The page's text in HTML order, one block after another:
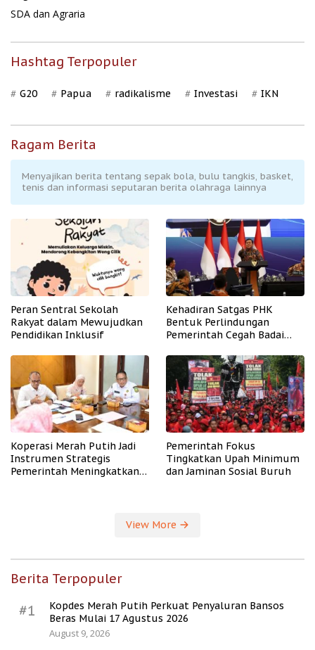
SDA dan Agraria
Hashtag Terpopuler
G20 Papua radikalisme Investasi IKN
Ragam Berita
Menyajikan berita tentang sepak bola, bulu tangkis, basket,
tenis dan informasi seputaran berita olahraga lainnya
Peran Sentral Sekolah
Rakyat dalam Mewujudkan
Pendidikan Inklusif
Kehadiran Satgas PHK
Bentuk Perlindungan
Pemerintah Cegah Badai
Koperasi Merah Putih Jadi
Instrumen Strategis
Pemerintah Meningkatkan
Pemerintah Fokus
Tingkatkan Upah Minimum
dan Jaminan Sosial Buruh
View More
Berita Terpopuler
#1
Kopdes Merah Putih Perkuat Penyaluran Bansos
Beras Mulai 17 Agustus 2026
August 9, 2026